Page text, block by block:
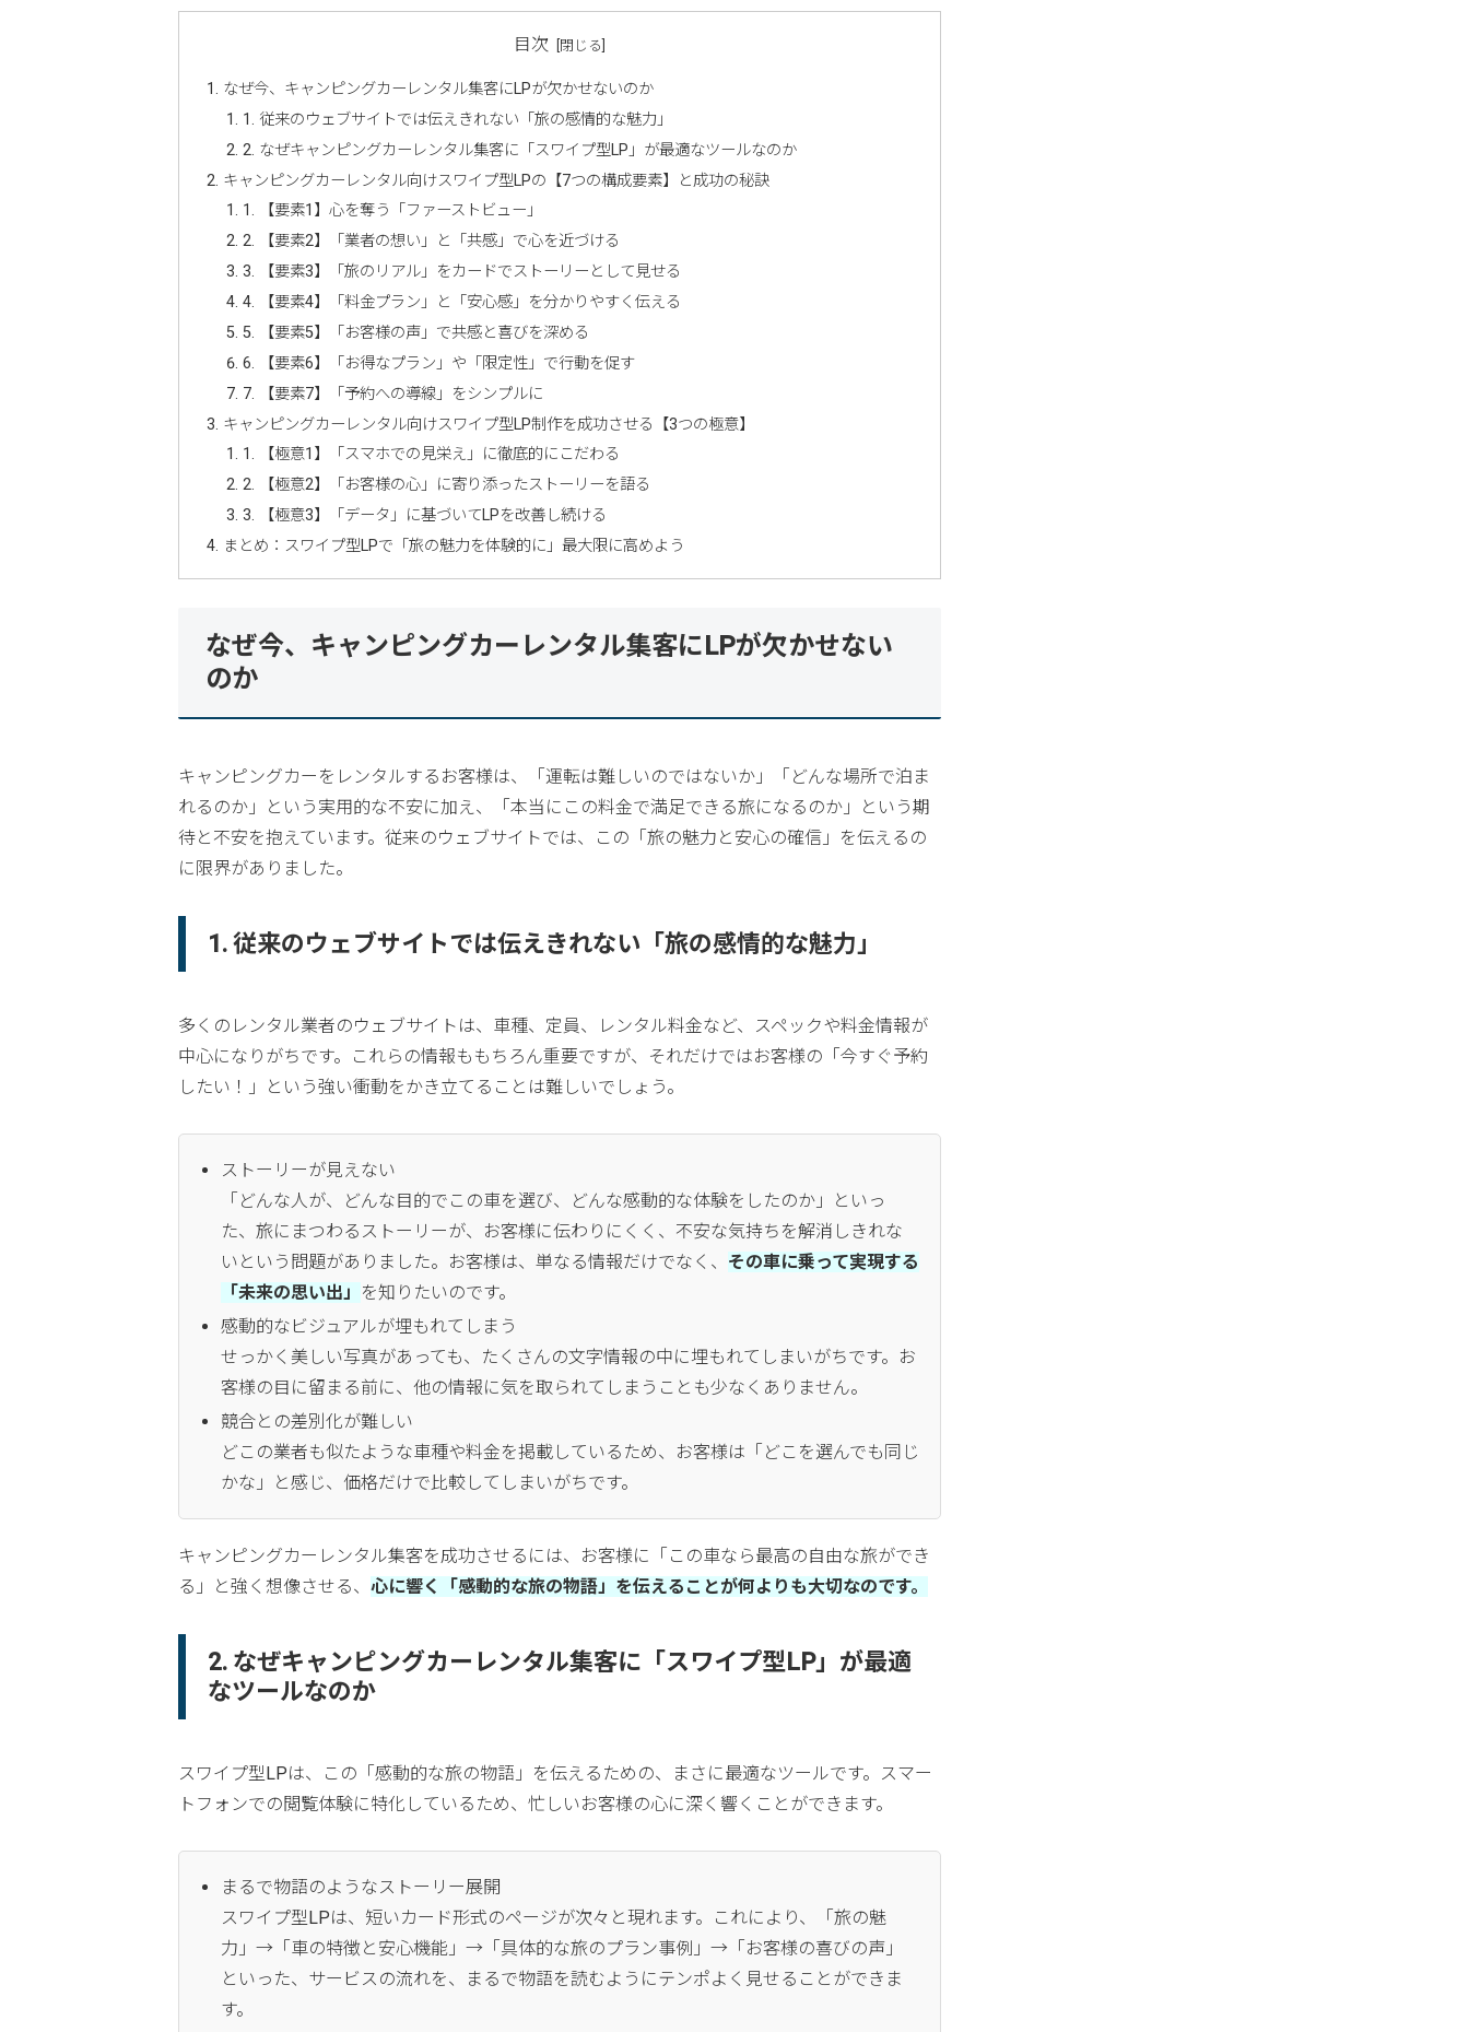
目次
なぜ今、キャンピングカーレンタル集客にLPが欠かせないのか
1. 従来のウェブサイトでは伝えきれない「旅の感情的な魅力」
2. なぜキャンピングカーレンタル集客に「スワイプ型LP」が最適なツールなのか
キャンピングカーレンタル向けスワイプ型LPの【7つの構成要素】と成功の秘訣
1. 【要素1】心を奪う「ファーストビュー」
2. 【要素2】「業者の想い」と「共感」で心を近づける
3. 【要素3】「旅のリアル」をカードでストーリーとして見せる
4. 【要素4】「料金プラン」と「安心感」を分かりやすく伝える
5. 【要素5】「お客様の声」で共感と喜びを深める
6. 【要素6】「お得なプラン」や「限定性」で行動を促す
7. 【要素7】「予約への導線」をシンプルに
キャンピングカーレンタル向けスワイプ型LP制作を成功させる【3つの極意】
1. 【極意1】「スマホでの見栄え」に徹底的にこだわる
2. 【極意2】「お客様の心」に寄り添ったストーリーを語る
3. 【極意3】「データ」に基づいてLPを改善し続ける
まとめ：スワイプ型LPで「旅の魅力を体験的に」最大限に高めよう
なぜ今、キャンピングカーレンタル集客にLPが欠かせない
のか
キャンピングカーをレンタルするお客様は、「運転は難しいのではないか」「どんな場所で泊ま
れるのか」という実用的な不安に加え、「本当にこの料金で満足できる旅になるのか」という期
待と不安を抱えています。従来のウェブサイトでは、この「旅の魅力と安心の確信」を伝えるの
に限界がありました。
1. 従来のウェブサイトでは伝えきれない「旅の感情的な魅力」
多くのレンタル業者のウェブサイトは、車種、定員、レンタル料金など、スペックや料金情報が
中心になりがちです。これらの情報ももちろん重要ですが、それだけではお客様の「今すぐ予約
したい！」という強い衝動をかき立てることは難しいでしょう。
ストーリーが見えない
「どんな人が、どんな目的でこの車を選び、どんな感動的な体験をしたのか」といっ
た、旅にまつわるストーリーが、お客様に伝わりにくく、不安な気持ちを解消しきれな
いという問題がありました。お客様は、単なる情報だけでなく、 その車に乗って実現する
「未来の思い出」 を知りたいのです。
感動的なビジュアルが埋もれてしまう
せっかく美しい写真があっても、たくさんの文字情報の中に埋もれてしまいがちです。お
客様の目に留まる前に、他の情報に気を取られてしまうことも少なくありません。
競合との差別化が難しい
どこの業者も似たような車種や料金を掲載しているため、お客様は「どこを選んでも同じ
かな」と感じ、価格だけで比較してしまいがちです。
キャンピングカーレンタル集客を成功させるには、お客様に「この車なら最高の自由な旅ができ
る」と強く想像させる、 心に響く「感動的な旅の物語」を伝えることが何よりも大切なのです。
2. なぜキャンピングカーレンタル集客に「スワイプ型LP」が最適
なツールなのか
スワイプ型LPは、この「感動的な旅の物語」を伝えるための、まさに最適なツールです。スマー
トフォンでの閲覧体験に特化しているため、忙しいお客様の心に深く響くことができます。
まるで物語のようなストーリー展開
スワイプ型LPは、短いカード形式のページが次々と現れます。これにより、「旅の魅
力」→「車の特徴と安心機能」→「具体的な旅のプラン事例」→「お客様の喜びの声」
といった、サービスの流れを、まるで物語を読むようにテンポよく見せることができま
す。